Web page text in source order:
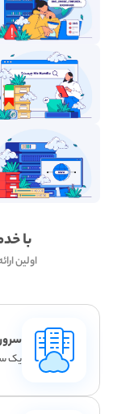
با
اولین
یک